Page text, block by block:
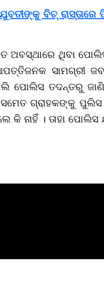
ବିଚ୍‌ ରାସ୍ତାରେ
ଅବସ୍ଥାରେ ଥିବା
ସାମଗ୍ରୀ ଜବତ
ତଦନ୍ତରୁ
ଗ୍ରାହକଙ୍କୁ ପୁଲିସ
ନାହିଁ । ତାହା ପୋଲିସ